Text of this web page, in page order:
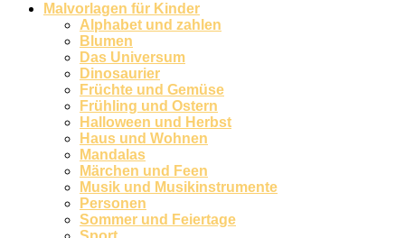
Malvorlagen für Kinder
Alphabet und zahlen
Blumen
Das Universum
Dinosaurier
Früchte und Gemüse
Frühling und Ostern
Halloween und Herbst
Haus und Wohnen
Mandalas
Märchen und Feen
Musik und Musikinstrumente
Personen
Sommer und Feiertage